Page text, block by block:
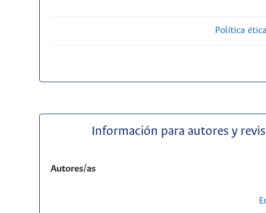
Política
Información para autores y
Autores/as